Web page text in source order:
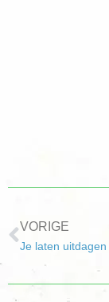
VORIGE